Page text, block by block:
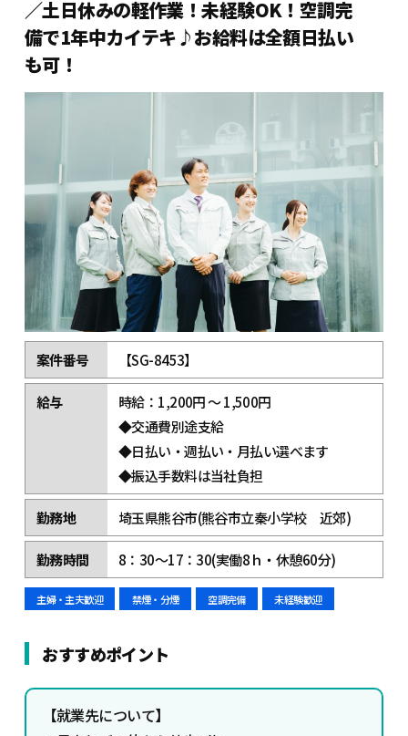
／土日休みの軽作業！未経験OK！空調完
備で1年中カイテキ♪お給料は全額日払い
も可！
案件番号 【SG-8453】
給与
時給：1,200円 ～ 1,500円
◆交通費別途支給
◆日払い・週払い・月払い選べます
◆振込手数料は当社負担
勤務地 埼玉県熊谷市(熊谷市立秦小学校 近郊)
勤務時間 8：30～17：30(実働8ｈ・休憩60分)
主婦・主夫歓迎 禁煙・分煙 空調完備 未経験歓迎
おすすめポイント
【就業先について】